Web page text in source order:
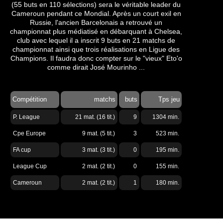
(55 buts en 110 sélections) sera le véritable leader du
Cameroun pendant ce Mondial. Après un court exil en
Russie, l'ancien Barcelonais a retrouvé un
championnat plus médiatisé en débarquant à Chelsea,
club avec lequel il a inscrit 9 buts en 21 matchs de
championnat ainsi que trois réalisations en Ligue des
Champions. Il faudra donc compter sur le "vieux" Eto'o
comme dirait José Mourinho ...
Compétition matchs buts Tps jeu
P. League 21 mat. (16 tit.) 9 1304 min.
Cpe Europe 9 mat. (5 tit.) 3 523 min.
FA cup 3 mat. (3 tit.) 0 195 min.
League Cup 2 mat. (2 tit.) 0 155 min.
Cameroun 2 mat. (2 tit.) 1 180 min.